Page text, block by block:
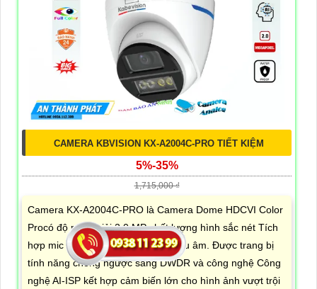
CAMERA KBVISION KX-A2004C-PRO TIẾT KIỆM
5%-35%
1,715,000 ₫
Camera KX-A2004C-PRO là Camera Dome HDCVI Color
Procó độ phân giải 2.0 MP chất lượng hình sắc nét Tích
hợp mic kép nâng có chất lượng thu âm. Được trang bị
tính năng chống ngược sáng DWDR và công nghệ Công
nghệ AI-ISP kết hợp cảm biến lớn cho hình ảnh vượt trội